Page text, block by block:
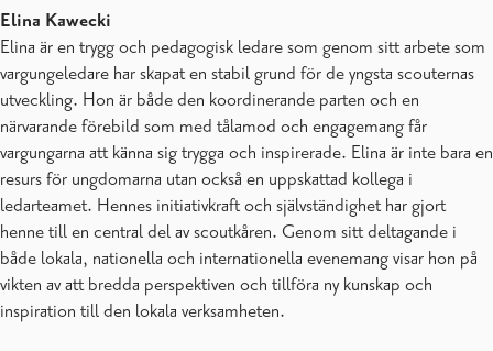
Elina Kawecki
Elina är en trygg och pedagogisk ledare som genom sitt arbete som
vargungeledare har skapat en stabil grund för de yngsta scouternas
utveckling. Hon är både den koordinerande parten och en
närvarande förebild som med tålamod och engagemang får
vargungarna att känna sig trygga och inspirerade. Elina är inte bara en
resurs för ungdomarna utan också en uppskattad kollega i
ledarteamet. Hennes initiativkraft och självständighet har gjort
henne till en central del av scoutkåren. Genom sitt deltagande i
både lokala, nationella och internationella evenemang visar hon på
vikten av att bredda perspektiven och tillföra ny kunskap och
inspiration till den lokala verksamheten.